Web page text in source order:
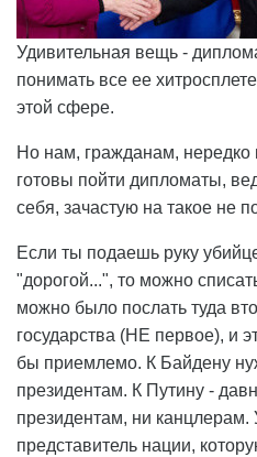
Удивительная вещь -
понимать все ее
этой сфере.
Но нам, гражданам, нередко
готовы пойти дипломаты,
себя, зачастую на такое не
Если ты подаешь руку
"дорогой...", то можно
можно было послать туда
государства (НЕ первое), и
бы приемлемо. К Байдену
президентам. К Путину -
президентам, ни канцлерам.
представитель нации,